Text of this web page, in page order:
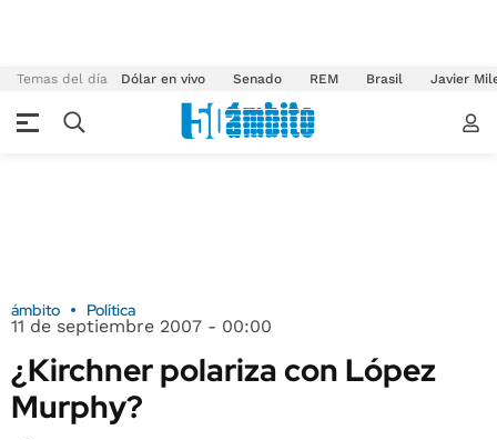
Temas del día Dólar en vivo Senado REM Brasil Javier
ámbito Política
11 de septiembre 2007 - 00:00
¿Kirchner polariza con López
Murphy?